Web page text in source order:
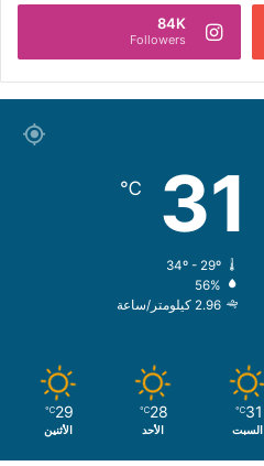
84K
Followers
31
℃
34º - 29º
56%
2.96 كيلومتر/ساعة
31
℃
السبت
28
℃
الأحد
29
℃
الأثنين